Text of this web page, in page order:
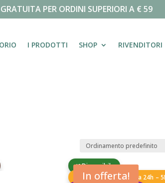
PER ORDINI SUPERIORI A € 59
I PRODOTTI SHOP RIVENDITORI
🌿 Disponibile
🧴 Preparazione fresca 24h –
In offerta!